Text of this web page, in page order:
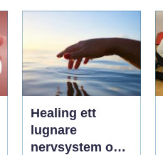
Healing ett
lugnare
nervsystem och